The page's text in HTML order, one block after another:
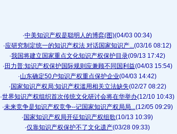
·中美知识产权是聪明人的博弈(图)(04/03 00:34)
·应研究制定统一的知识产权法 对话国家知识产...(03/16 08:12)
·我国将建立国家重点文化知识产权保护目录(09/13 17:42)
· 田力普:知识产权保护国际规则应兼顾不同国利益(04/03 15:54)
·山东确定50户知识产权重点保护企业(04/03 14:42)
· 国家知识产权局:知识产权滥用相关立法缺失(02/27 08:22)
·世界知识产权组织首次传统文化研讨会将在华举办(12/10 10:43)
·未来竞争是知识产权竞争--记国家知识产权局局...(12/05 09:29)
· 国家知识产权局开征知识产权组歌(10/13 10:39)
·仅靠知识产权保护不了文化遗产(03/28 09:33)